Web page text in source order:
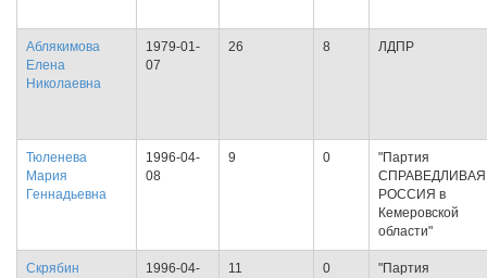
Аблякимова
Елена
Николаевна
1979-01-
07
26 8 ЛДПР
Тюленева
Мария
Геннадьевна
1996-04-
08
9 0
"Партия
СПРАВЕДЛИВАЯ
РОССИЯ в
Кемеровской
области"
Скрябин
1996-04-
11 0
"Партия